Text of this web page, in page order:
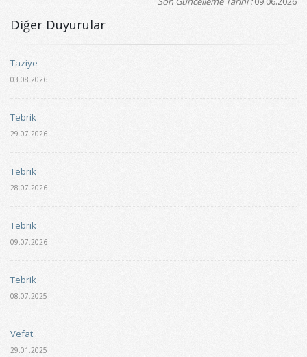
Diğer Duyurular
Taziye
03.08.2026
Tebrik
29.07.2026
Tebrik
28.07.2026
Tebrik
09.07.2026
Tebrik
08.07.2025
Vefat
29.01.2025